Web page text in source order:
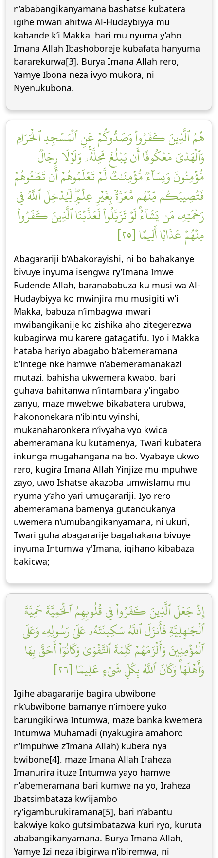
n’ababangikanyamana bashatse kubatera
igihe mwari ahitwa Al-Hudaybiyya mu
kabande k’i Makka, hari mu nyuma y’aho
Imana Allah Ibashoboreje kubafata hanyuma
bararekurwa[3]. Burya Imana Allah rero,
Yamye Ibona neza ivyo mukora, ni
Nyenukubona.
هُمُ ٱلَّذِينَ كَفَرُواْ وَصَدُّوكُمۡ عَنِ ٱلۡمَسۡجِدِ ٱلۡحَرَامِ
وَٱلۡهَدۡيَ مَعۡكُوفًا أَن يَبۡلُغَ مَحِلَّهُۥۚ وَلَوۡلَا رِجَالٞ
مُّؤۡمِنُونَ وَنِسَآءٞ مُّؤۡمِنَٰتٞ لَّمۡ تَعۡلَمُوهُمۡ أَن تَطَـُٔوهُمۡ
فَتُصِيبَكُم مِّنۡهُم مَّعَرَّةُۢ بِغَيۡرِ عِلۡمٖۖ لِّيُدۡخِلَ ٱللَّهُ فِي
رَحۡمَتِهِۦ مَن يَشَآءُۚ لَوۡ تَزَيَّلُواْ لَعَذَّبۡنَا ٱلَّذِينَ كَفَرُواْ
مِنۡهُمۡ عَذَابًا أَلِيمًا [٢٥]
Abagarariji b’Abakorayishi, ni bo bahakanye
bivuye inyuma isengwa ry’Imana Imwe
Rudende Allah, baranababuza ku musi wa Al-
Hudaybiyya ko mwinjira mu musigiti w’i
Makka, babuza n’imbagwa mwari
mwibangikanije ko zishika aho zitegerezwa
kubagirwa mu karere gatagatifu. Iyo i Makka
hataba hariyo abagabo b’abemeramana
b’intege nke hamwe n’abemeramanakazi
mutazi, bahisha ukwemera kwabo, bari
guhava bahitanwa n’intambara y’ingabo
zanyu, maze mwebwe bikabatera urubwa,
hakononekara n’ibintu vyinshi,
mukanaharonkera n’ivyaha vyo kwica
abemeramana ku kutamenya, Twari kubatera
inkunga mugahangana na bo. Vyabaye ukwo
rero, kugira Imana Allah Yinjize mu mpuhwe
zayo, uwo Ishatse akazoba umwislamu mu
nyuma y’aho yari umugarariji. Iyo rero
abemeramana bamenya gutandukanya
uwemera n’umubangikanyamana, ni ukuri,
Twari guha abagararije bagahakana bivuye
inyuma Intumwa y'Imana, igihano kibabaza
bakicwa;
إِذۡ جَعَلَ ٱلَّذِينَ كَفَرُواْ فِي قُلُوبِهِمُ ٱلۡحَمِيَّةَ حَمِيَّةَ
ٱلۡجَٰهِلِيَّةِ فَأَنزَلَ ٱللَّهُ سَكِينَتَهُۥ عَلَىٰ رَسُولِهِۦ وَعَلَى
ٱلۡمُؤۡمِنِينَ وَأَلۡزَمَهُمۡ كَلِمَةَ ٱلتَّقۡوَىٰ وَكَانُوٓاْ أَحَقَّ بِهَا
وَأَهۡلَهَاۚ وَكَانَ ٱللَّهُ بِكُلِّ شَيۡءٍ عَلِيمٗا [٢٦]
Igihe abagararije bagira ubwibone
nk’ubwibone bamanye n’imbere yuko
barungikirwa Intumwa, maze banka kwemera
Intumwa Muhamadi (nyakugira amahoro
n’impuhwe z’Imana Allah) kubera nya
bwibone[4], maze Imana Allah Iraheza
Imanurira ituze Intumwa yayo hamwe
n’abemeramana bari kumwe na yo, Iraheza
Ibatsimbataza kw’ijambo
ry’igamburukiramana[5], bari n’abantu
bakwiye koko gutsimbatazwa kuri ryo, kuruta
ababangikanyamana. Burya Imana Allah,
Yamye Izi neza ibigirwa n’ibiremwa, ni